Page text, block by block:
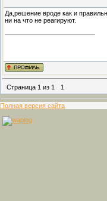
Да,решение вроде как и
ни на что не реагируют.
Страница 1 из 1 1
Полная версия сайта